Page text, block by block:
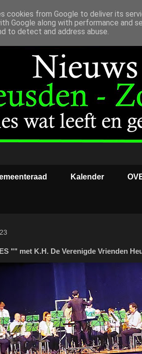
Kalender
"" met K.H. De Verenigde Vrienden
cookies from Google to deliver its
Google along with performance and
to detect and address abuse.